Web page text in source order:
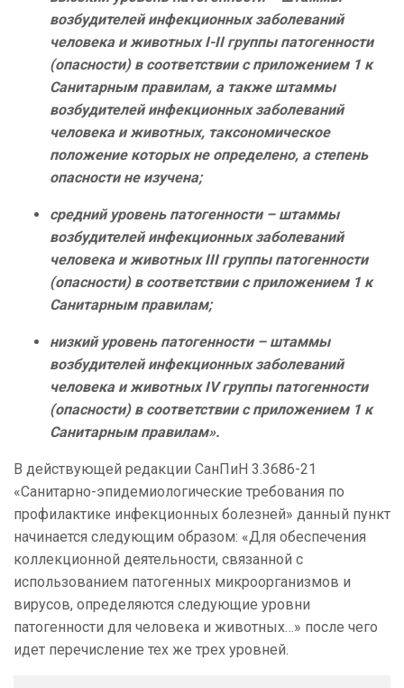
возбудителей инфекционных заболеваний
человека и животных I-II группы патогенности
(опасности) в соответствии с приложением 1 к
Санитарным правилам, а также штаммы
возбудителей инфекционных заболеваний
человека и животных, таксономическое
положение которых не определено, а степень
опасности не изучена;
средний уровень патогенности – штаммы
возбудителей инфекционных заболеваний
человека и животных III группы патогенности
(опасности) в соответствии с приложением 1 к
Санитарным правилам;
низкий уровень патогенности – штаммы
возбудителей инфекционных заболеваний
человека и животных IV группы патогенности
(опасности) в соответствии с приложением 1 к
Санитарным правилам».
В действующей редакции СанПиН 3.3686-21
«Санитарно-эпидемиологические требования по
профилактике инфекционных болезней» данный пункт
начинается следующим образом: «Для обеспечения
коллекционной деятельности, связанной с
использованием патогенных микроорганизмов и
вирусов, определяются следующие уровни
патогенности для человека и животных…» после чего
идет перечисление тех же трех уровней.